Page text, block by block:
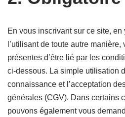
En vous inscrivant sur ce site, en
l’utilisant de toute autre
présentes d’être lié par les
ci-dessous. La simple utilisation
connaissance et l’acceptation
générales (CGV). Dans certains
pouvons également vous